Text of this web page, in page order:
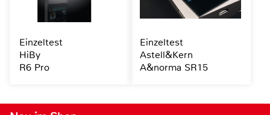
Einzeltest
HiBy
R6 Pro
Einzeltest
Astell&Kern
A&norma SR15